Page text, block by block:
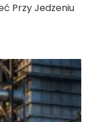
Przy Jedzeniu